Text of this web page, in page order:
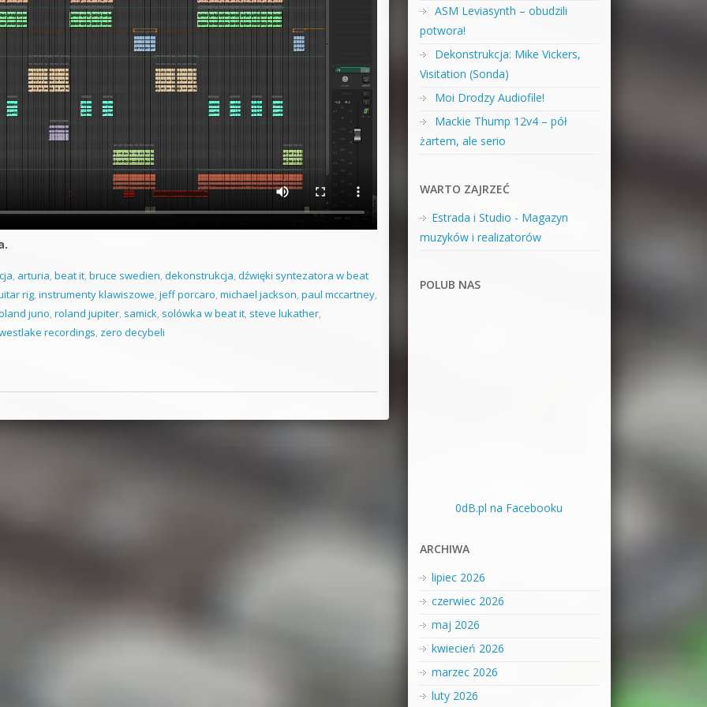
, arturia, beat it, bruce swedien, dekonstrukcja, dźwięki syntezatora w beat
rig, instrumenty klawiszowe, jeff porcaro, michael jackson, paul mccartney,
juno, roland jupiter, samick, solówka w beat it, steve lukather,
recordings, zero decybeli
ASM Leviasynth – obudzili
potwora!
Dekonstrukcja: Mike Vickers,
Visitation (Sonda)
Moi Drodzy Audiofile!
Mackie Thump 12v4 – pół
żartem, ale serio
WARTO ZAJRZEĆ
Estrada i Studio - Magazyn
muzyków i realizatorów
POLUB NAS
0dB.pl na Facebooku
ARCHIWA
lipiec 2026
czerwiec 2026
maj 2026
kwiecień 2026
marzec 2026
luty 2026